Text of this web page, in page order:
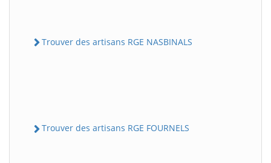
Trouver des artisans RGE NASBINALS
Trouver des artisans RGE FOURNELS